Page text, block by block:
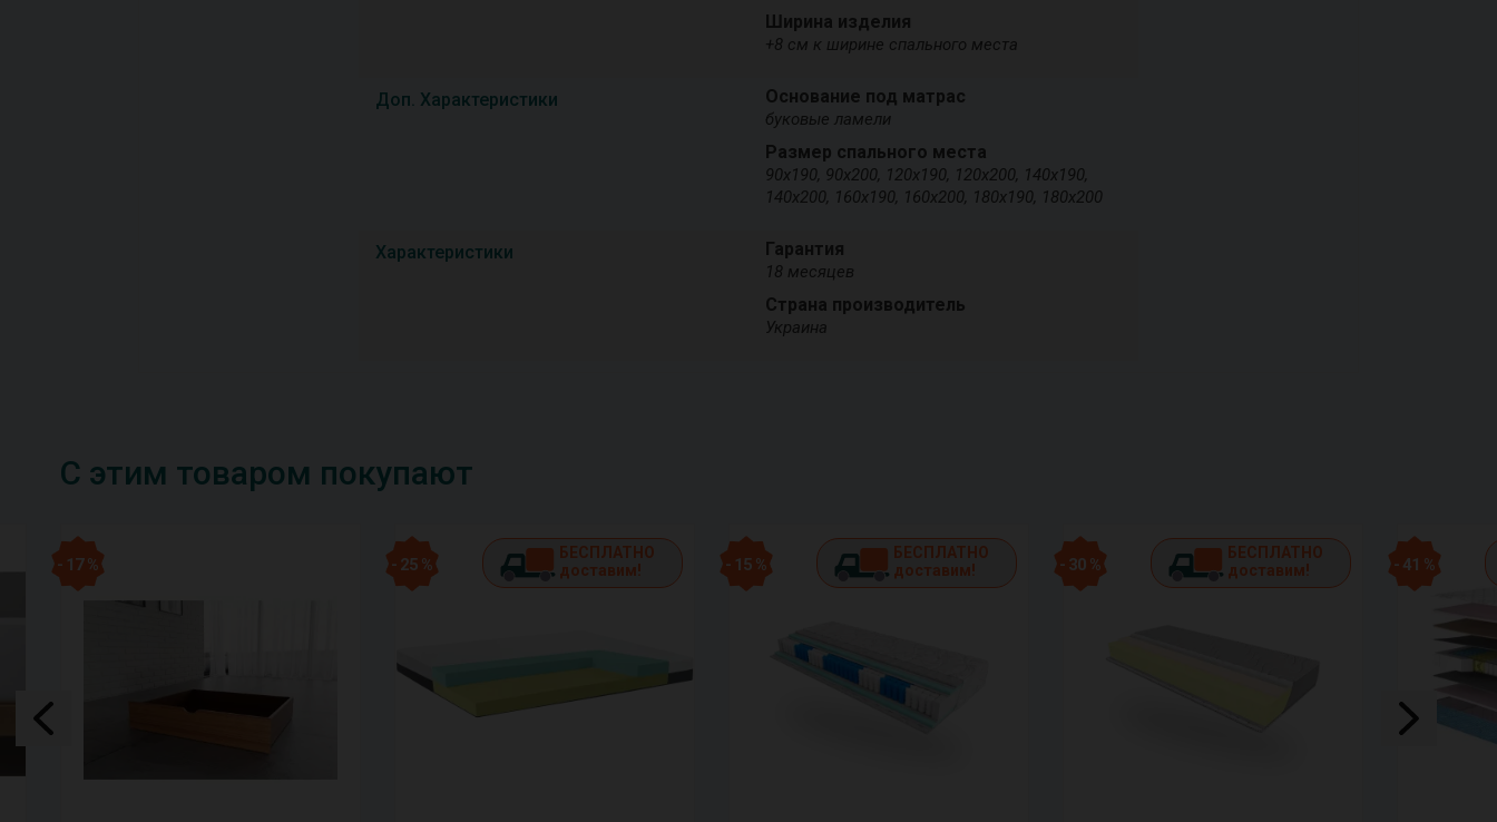
Ширина изделия
+8 см к ширине спального места
Доп. Характеристики Основание под матрас
буковые ламели
Размер спального места
90х190, 90х200, 120х190, 120х200, 140х190,
140х200, 160х190, 160х200, 180х190, 180х200
Характеристики Гарантия
18 месяцев
Страна производитель
Украина
С этим товаром покупают
- 17 % - 25 %
БЕСПЛАТНО
доставим!
- 15 %
БЕСПЛАТНО
доставим!
- 30 %
БЕСПЛАТНО
доставим!
- 41 %